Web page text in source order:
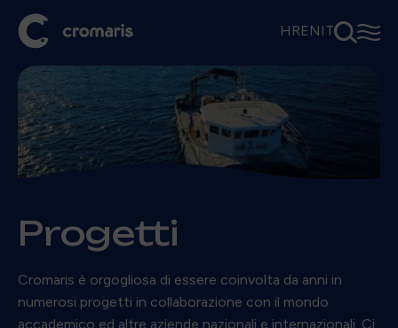
HREN IT⚲☰
Progetti
Cromaris è orgogliosa di essere coinvolta da anni in
numerosi progetti in collaborazione con il mondo
accademico ed altre aziende nazionali e internazionali. Ci